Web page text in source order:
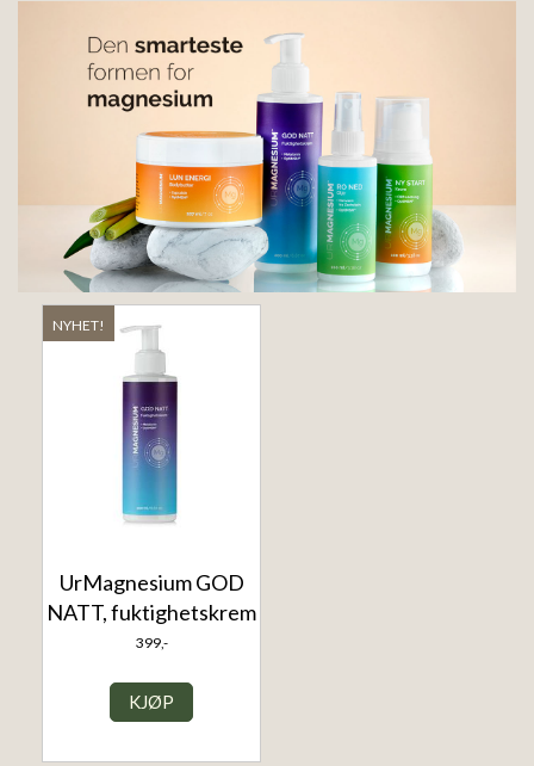
NYHET!
UrMagnesium GOD
NATT, fuktighetskrem
399,-
KJØP